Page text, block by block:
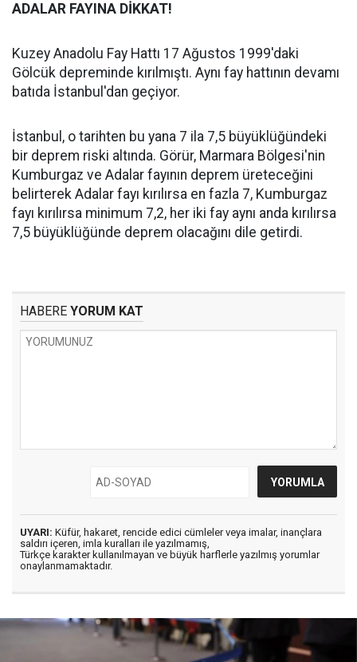
ADALAR FAYINA DİKKAT!
Kuzey Anadolu Fay Hattı 17 Ağustos 1999'daki
Gölcük depreminde kırılmıştı. Aynı fay hattının devamı
batıda İstanbul'dan geçiyor.
İstanbul, o tarihten bu yana 7 ila 7,5 büyüklüğündeki
bir deprem riski altında. Görür, Marmara Bölgesi'nin
Kumburgaz ve Adalar fayının deprem üreteceğini
belirterek Adalar fayı kırılırsa en fazla 7, Kumburgaz
fayı kırılırsa minimum 7,2, her iki fay aynı anda kırılırsa
7,5 büyüklüğünde deprem olacağını dile getirdi.
HABERE YORUM KAT
UYARI: Küfür, hakaret, rencide edici cümleler veya imalar, inançlara
saldırı içeren, imla kuralları ile yazılmamış,
Türkçe karakter kullanılmayan ve büyük harflerle yazılmış yorumlar
onaylanmamaktadır.